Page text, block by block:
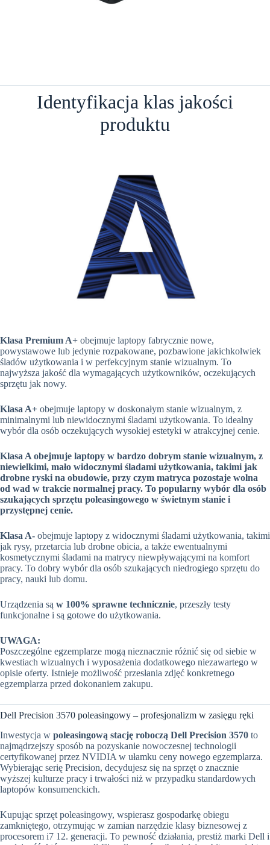
Identyfikacja klas jakości
produktu
Klasa Premium A+ obejmuje laptopy fabrycznie nowe,
powystawowe lub jedynie rozpakowane, pozbawione jakichkolwiek
śladów użytkowania i w perfekcyjnym stanie wizualnym. To
najwyższa jakość dla wymagających użytkowników, oczekujących
sprzętu jak nowy.
Klasa A+ obejmuje laptopy w doskonałym stanie wizualnym, z
minimalnymi lub niewidocznymi śladami użytkowania. To idealny
wybór dla osób oczekujących wysokiej estetyki w atrakcyjnej cenie.
Klasa A obejmuje laptopy w bardzo dobrym stanie wizualnym, z
niewielkimi, mało widocznymi śladami użytkowania, takimi jak
drobne ryski na obudowie, przy czym matryca pozostaje wolna
od wad w trakcie normalnej pracy. To popularny wybór dla osób
szukających sprzętu poleasingowego w świetnym stanie i
przystępnej cenie.
Klasa A- obejmuje laptopy z widocznymi śladami użytkowania, takimi
jak rysy, przetarcia lub drobne obicia, a także ewentualnymi
kosmetycznymi śladami na matrycy niewpływającymi na komfort
pracy. To dobry wybór dla osób szukających niedrogiego sprzętu do
pracy, nauki lub domu.
Urządzenia są w 100% sprawne technicznie, przeszły testy
funkcjonalne i są gotowe do użytkowania.
UWAGA:
Poszczególne egzemplarze mogą nieznacznie różnić się od siebie w
kwestiach wizualnych i wyposażenia dodatkowego niezawartego w
opisie oferty. Istnieje możliwość przesłania zdjęć konkretnego
egzemplarza przed dokonaniem zakupu.
Dell Precision 3570 poleasingowy – profesjonalizm w zasięgu ręki
Inwestycja w poleasingową stację roboczą Dell Precision 3570 to
najmądrzejszy sposób na pozyskanie nowoczesnej technologii
certyfikowanej przez NVIDIA w ułamku ceny nowego egzemplarza.
Wybierając serię Precision, decydujesz się na sprzęt o znacznie
wyższej kulturze pracy i trwałości niż w przypadku standardowych
laptopów konsumenckich.
Kupując sprzęt poleasingowy, wspierasz gospodarkę obiegu
zamkniętego, otrzymując w zamian narzędzie klasy biznesowej z
procesorem i7 12. generacji. To pewność działania, prestiż marki Dell i